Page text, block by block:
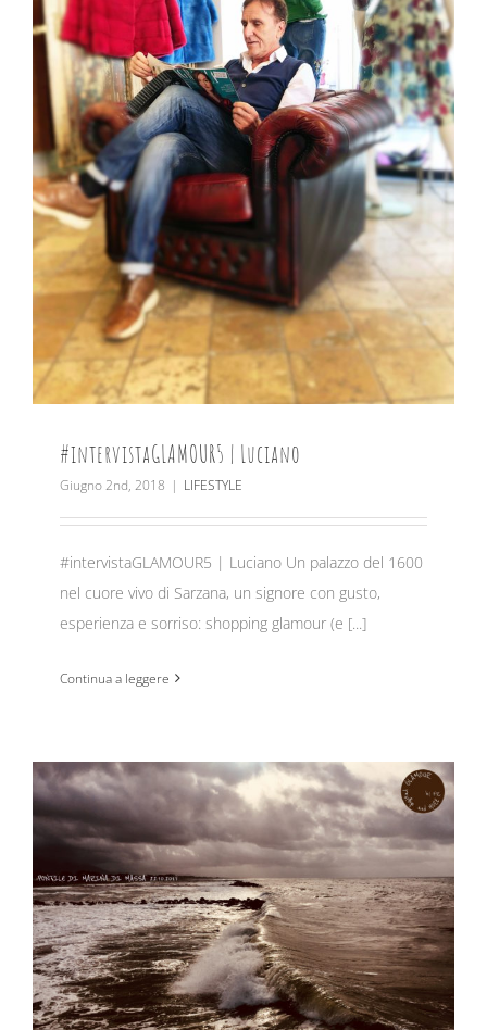
#intervistaGLAMOUR5 | Luciano
Giugno 2nd, 2018 | LIFESTYLE
#intervistaGLAMOUR5 | Luciano Un palazzo del 1600
nel cuore vivo di Sarzana, un signore con gusto,
esperienza e sorriso: shopping glamour (e [...]
Continua a leggere